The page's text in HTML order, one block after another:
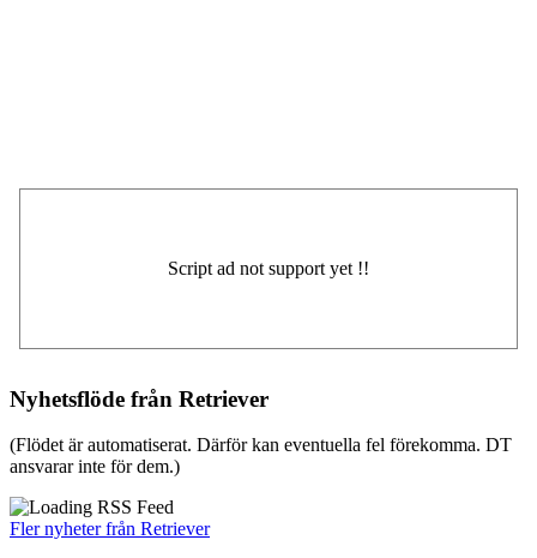
Nyhetsflöde från Retriever
(Flödet är automatiserat. Därför kan eventuella fel förekomma. DT
ansvarar inte för dem.)
Fler nyheter från Retriever